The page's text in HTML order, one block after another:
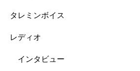
タレミンボイス
レディオ
インタビュー